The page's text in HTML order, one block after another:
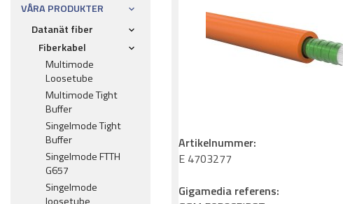
VÅRA PRODUKTER
Datanät fiber
Fiberkabel
Multimode
Loosetube
Multimode Tight
Buffer
Singelmode Tight
Buffer
Singelmode FTTH
G657
Singelmode
Artikelnummer:
E 4703277
Gigamedia referens: